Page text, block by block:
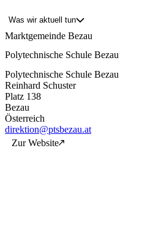
Was wir aktuell tun
Blog
Projekte
Mitglieder
KEM witus
Kontakt
Marktgemeinde Bezau
Polytechnische Schule Bezau
Polytechnische Schule Bezau
Reinhard Schuster
Platz 138
Bezau
Österreich
direktion@ptsbezau.at
Zur Website